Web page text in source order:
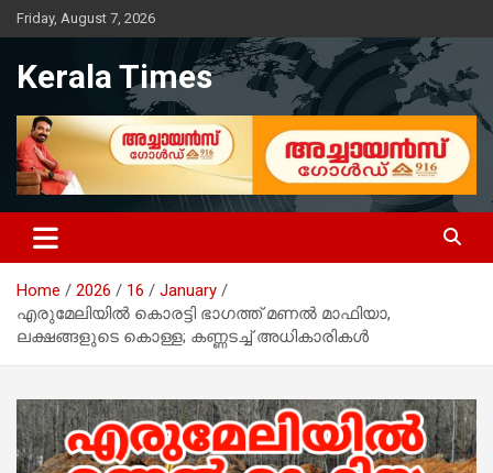
Skip
to
Friday, August 7, 2026
Kerala Times
Home 2026 16
January
എരുമേലിയിൽ കൊരട്ടി ഭാഗത്ത് മണൽ മാഫിയാ,
ലക്ഷങ്ങളുടെ കൊള്ള; കണ്ണടച്ച് അധികാരികൾ